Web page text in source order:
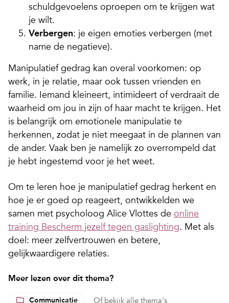
schuldgevoelens oproepen om te krijgen wat
je wilt.
Verbergen: je eigen emoties verbergen (met
name de negatieve).
Manipulatief gedrag kan overal voorkomen: op
werk, in je relatie, maar ook tussen vrienden en
familie. Iemand kleineert, intimideert of verdraait de
waarheid om jou in zijn of haar macht te krijgen. Het
is belangrijk om emotionele manipulatie te
herkennen, zodat je niet meegaat in de plannen van
de ander. Vaak ben je namelijk zo overrompeld dat
je hebt ingestemd voor je het weet.
Om te leren hoe je manipulatief gedrag herkent en
hoe je er goed op reageert, ontwikkelden we
samen met psycholoog Alice Vlottes de online
training Bescherm jezelf tegen gaslighting. Met als
doel: meer zelfvertrouwen en betere,
gelijkwaardigere relaties.
Meer lezen over dit thema?
Communicatie Of bekijk alle thema's